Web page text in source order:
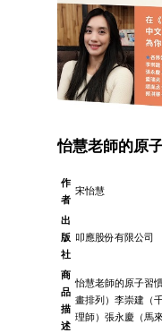
怡慧老師的原
作
者
宋怡慧
出
版
社
叩應股份有限公司
商
品
描
述
怡慧老師的原子習
畫排列）李崇建（
理師）張永慶（馬